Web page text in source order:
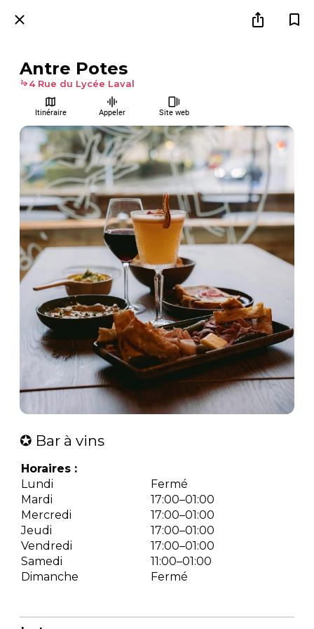
Antre Potes
4 Rue du Lycée Laval
Itinéraire Appeler Site web
✪ Bar à vins
Horaires :
Lundi
Fermé
Mardi
17:00–01:00
Mercredi
17:00–01:00
Jeudi
17:00–01:00
Vendredi
17:00–01:00
Samedi
11:00–01:00
Dimanche
Fermé